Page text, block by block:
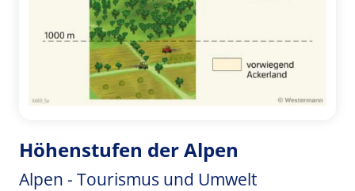
Höhenstufen der Alpen
Alpen - Tourismus und Umwelt